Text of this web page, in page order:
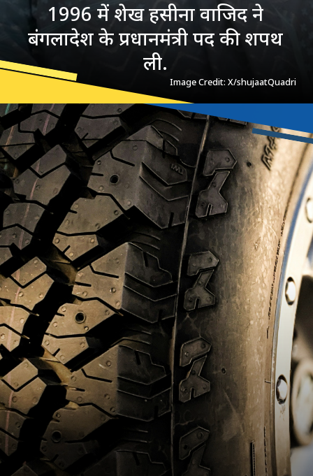
1996 में शेख हसीना वाजिद ने
बंगलादेश के प्रधानमंत्री पद की शपथ
ली.
Image Credit: X/shujaatQuadri